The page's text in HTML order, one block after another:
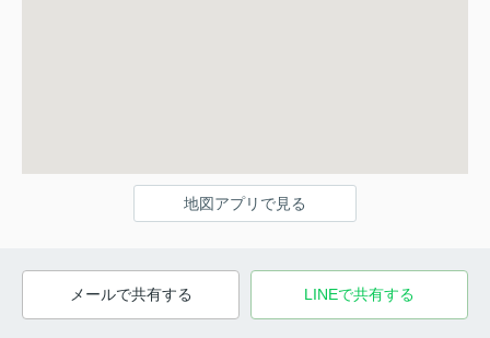
地図アプリで見る
メールで共有する LINEで共有する